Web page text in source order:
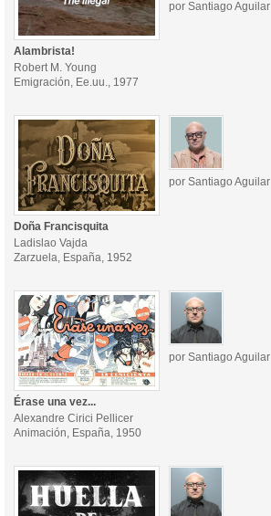
por Santiago Aguilar
Alambrista!
Robert M. Young
Emigración, Ee.uu., 1977
por Santiago Aguilar
Doña Francisquita
Ladislao Vajda
Zarzuela, España, 1952
por Santiago Aguilar
Érase una vez...
Alexandre Cirici Pellicer
Animación, España, 1950